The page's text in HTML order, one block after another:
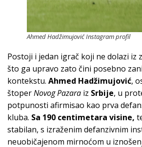
Ahmed Hadžimujović Instagram profil
Postoji i jedan igrač koji ne dolazi iz
što ga upravo zato čini posebno
kontekstu. Ahmed Hadžimujović,
štoperNovog Pazara iz Srbije, u
potpunosti afirmisao kao prva
kluba. Sa 190 centimetara visine,
stabilan, s izraženim defanzivnim
neuobičajenom mirnoćom u